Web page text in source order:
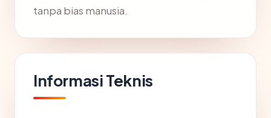
tanpa bias manusia.
Informasi Teknis